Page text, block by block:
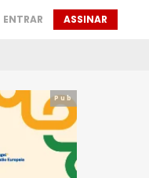
ENTRAR ASSINAR
Pub